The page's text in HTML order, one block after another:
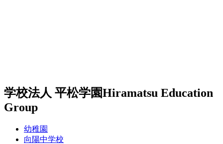
学校法人 平松学園Hiramatsu Education
Group
幼稚園
向陽中学校